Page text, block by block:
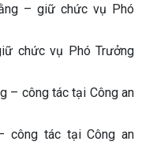
– giữ chức vụ Phó
chức vụ Phó Trưởng
– công tác tại Công an
công tác tại Công an